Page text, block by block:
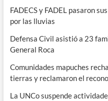
FADECS y FADEL pasaron
por las lluvias
Defensa Civil asistió a 23
General Roca
Comunidades mapuches
tierras y reclamaron el
La UNCo suspende